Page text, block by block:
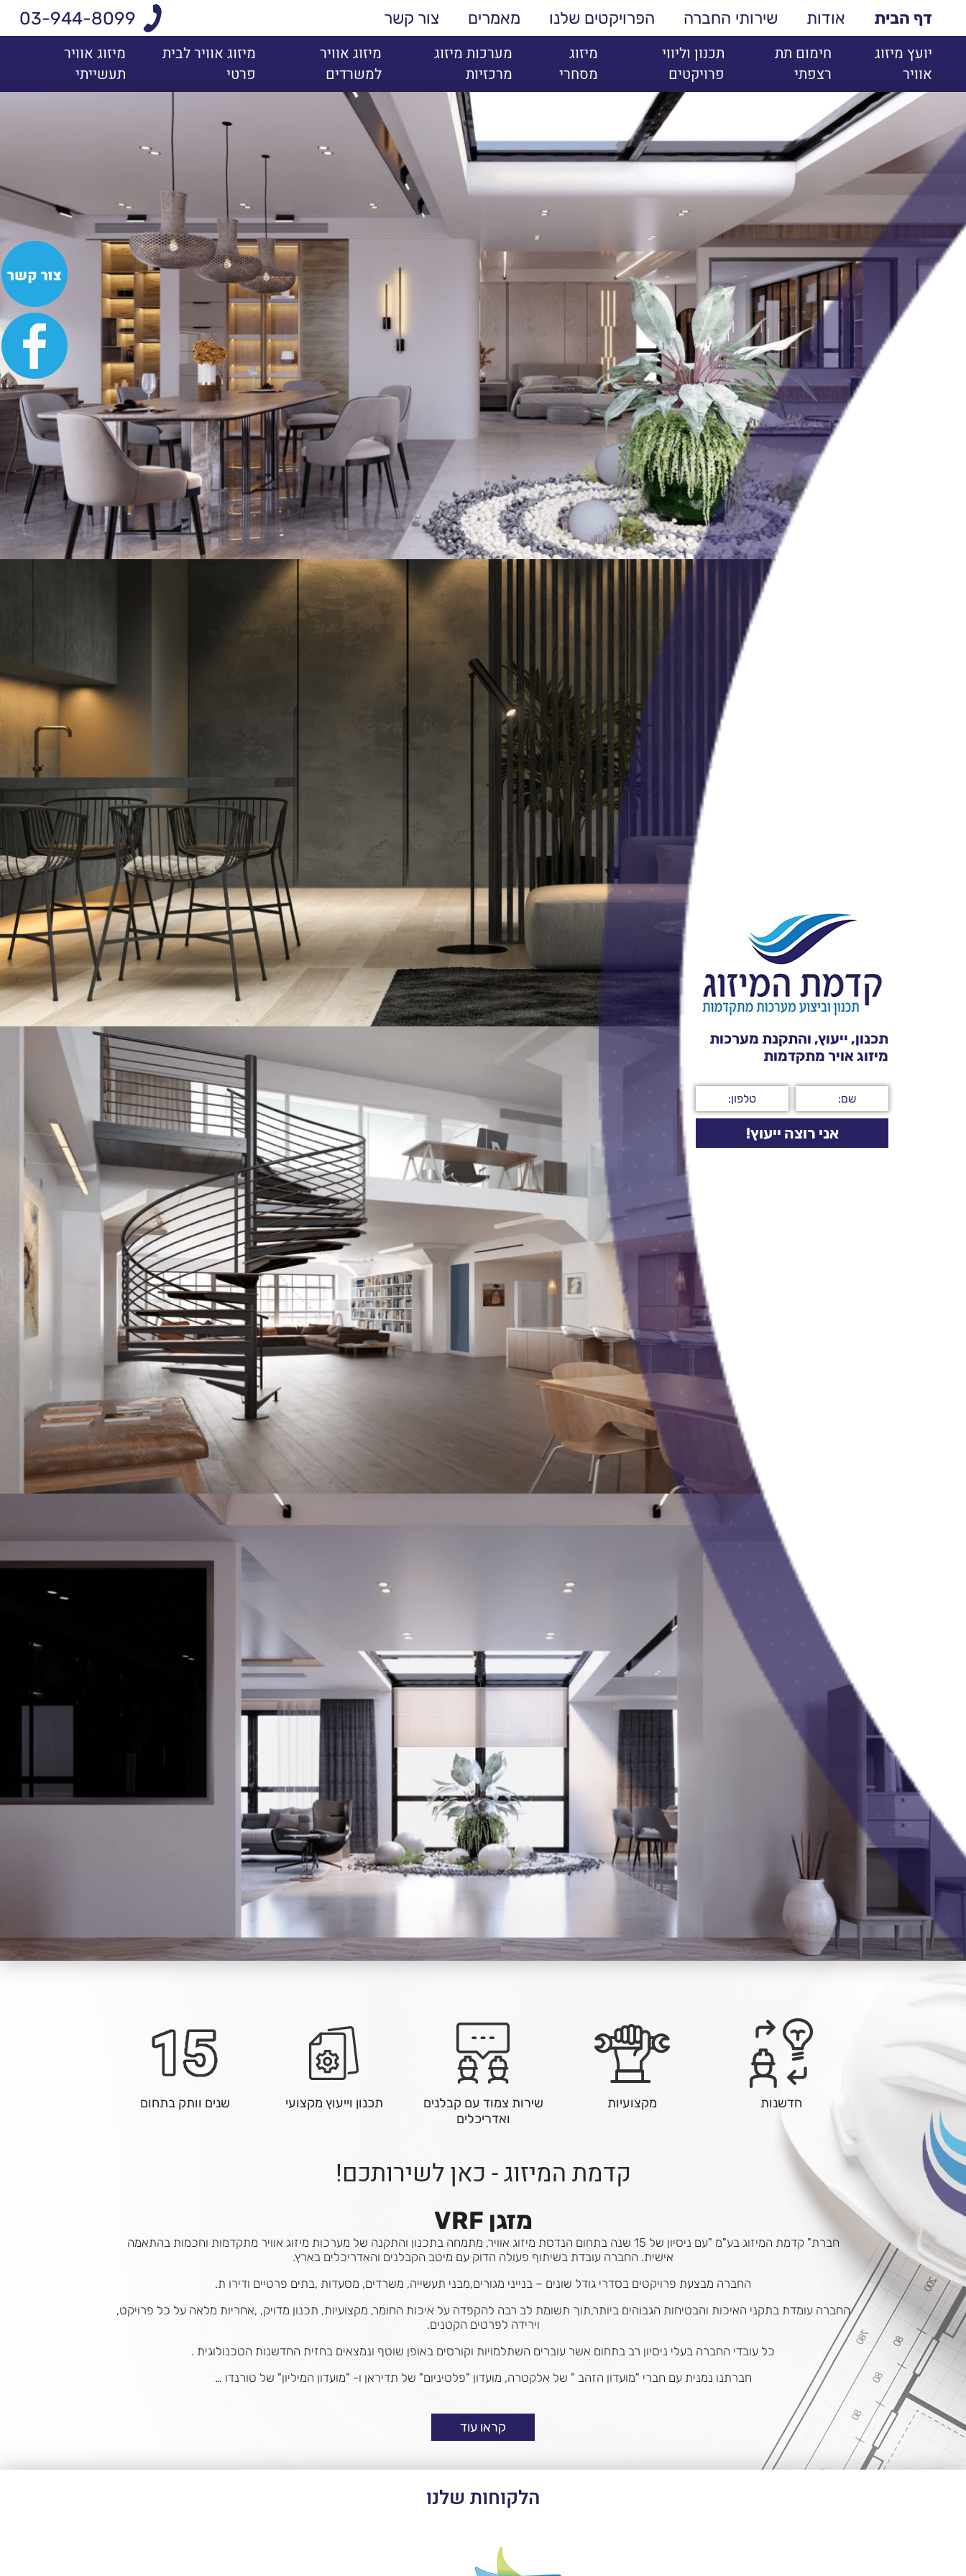
דף הבית אודות שירותי החברה הפרויקטים שלנו מאמרים צור קשר
03-944-8099
יועץ מיזוג
אוויר
חימום תת
רצפתי
תכנון וליווי
פרויקטים
מיזוג
מסחרי
מערכות מיזוג
מרכזיות
מיזוג אוויר
למשרדים
מיזוג אוויר לבית
פרטי
מיזוג אוויר
תעשייתי
תכנון, ייעוץ, והתקנת מערכות
מיזוג אויר מתקדמות
חדשנות מקצועיות
שירות צמוד עם קבלנים
ואדריכלים
תכנון וייעוץ מקצועי שנים וותק בתחום
קדמת המיזוג - כאן לשירותכם!
מזגן VRF
חברת" קדמת המיזוג בע"מ "עם ניסיון של 15 שנה בתחום הנדסת מיזוג אוויר, מתמחה בתכנון והתקנה של מערכות מיזוג אוויר מתקדמות וחכמות בהתאמה
אישית. החברה עובדת בשיתוף פעולה הדוק עם מיטב הקבלנים והאדריכלים בארץ.
החברה מבצעת פרויקטים בסדרי גודל שונים – בנייני מגורים,מבני תעשייה, משרדים, מסעדות ,בתים פרטיים ודירו ת.
החברה עומדת בתקני האיכות והבטיחות הגבוהים ביותר,תוך תשומת לב רבה להקפדה על איכות החומר, מקצועיות, תכנון מדויק, ,אחריות מלאה על כל פרויקט,
וירידה לפרטים הקטנים.
כל עובדי החברה בעלי ניסיון רב בתחום אשר עוברים השתלמויות וקורסים באופן שוטף ונמצאים בחזית החדשנות הטכנולוגית .
חברתנו נמנית עם חברי "מועדון הזהב " של אלקטרה, מועדון "פלטיניום" של תדיראן ו- "מועדון המיליון" של טורנדו …
קראו עוד
הלקוחות שלנו